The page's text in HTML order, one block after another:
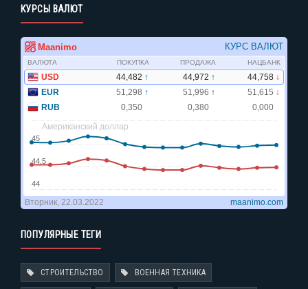
КУРСЫ ВАЛЮТ
ПОПУЛЯРНЫЕ ТЕГИ
СТРОИТЕЛЬСТВО ВОЕННАЯ ТЕХНИКА